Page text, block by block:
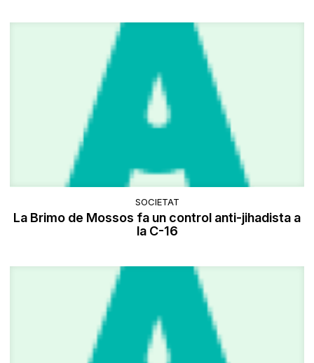
SOCIETAT
La Brimo de Mossos fa un control anti-jihadista a
la C-16